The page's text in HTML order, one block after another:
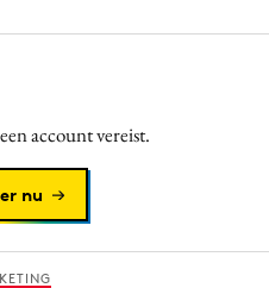
account vereist.
nu